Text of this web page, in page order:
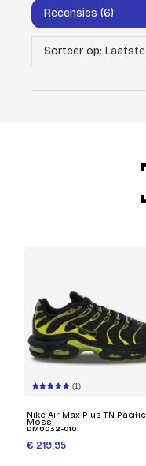
Recensies (6)
Sorteer op: Laatste
(1)
Nike Air Max Plus TN Pacific
Moss
DM0032-010
€ 219,95